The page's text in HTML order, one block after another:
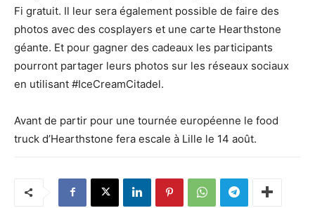
Fi gratuit. Il leur sera également possible de faire des
photos avec des cosplayers et une carte Hearthstone
géante. Et pour gagner des cadeaux les participants
pourront partager leurs photos sur les réseaux sociaux
en utilisant #IceCreamCitadel.
Avant de partir pour une tournée européenne le food
truck d’Hearthstone fera escale à Lille le 14 août.